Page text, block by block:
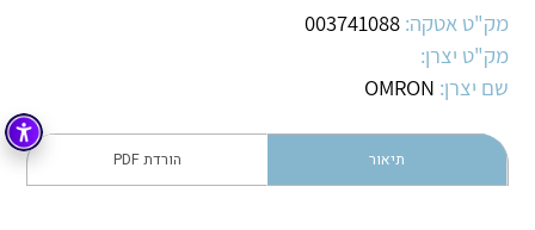
והפצה של מוצרי
מיתוג, בקרה , ואינסטלציה חשמלית ופעילה ב7 תחומים:
חשמל מיתוג ואינסטלציה חשמלית
בקרה
זיוודלכל מוצרי היצרן לכל מוצרי היצרן
מק"ט אטקה: 003741088
מק"ט יצרן:
שם יצרן: OMRON
תיאור הורדת PDF